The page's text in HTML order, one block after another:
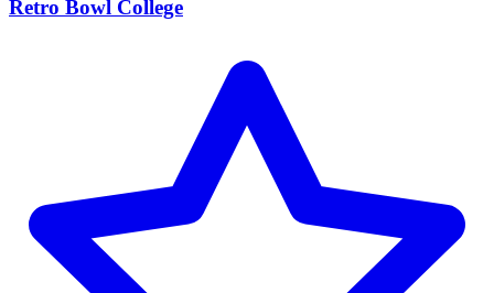
Retro Bowl College